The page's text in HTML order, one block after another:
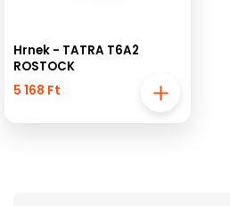
Hrnek - TATRA T6A2
ROSTOCK
5 168 Ft